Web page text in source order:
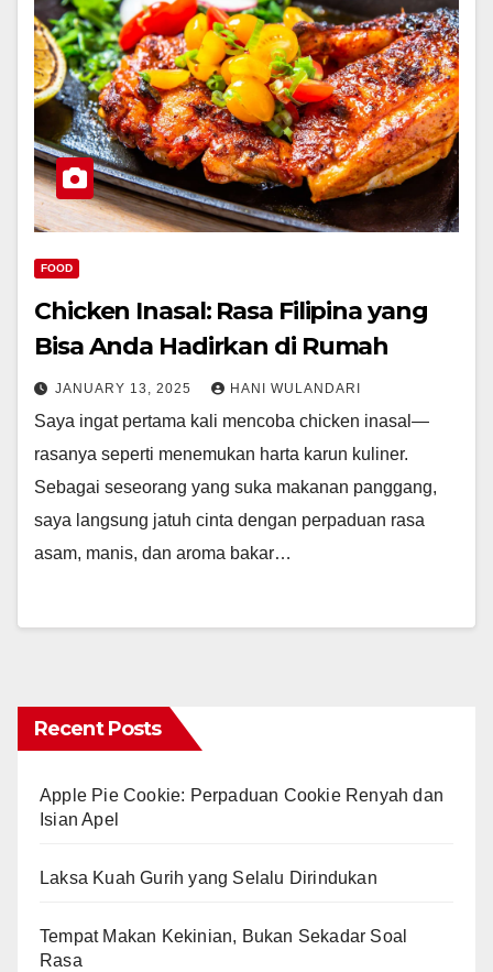
FOOD
Chicken Inasal: Rasa Filipina yang
Bisa Anda Hadirkan di Rumah
JANUARY 13, 2025 HANI WULANDARI
Saya ingat pertama kali mencoba chicken inasal—
rasanya seperti menemukan harta karun kuliner.
Sebagai seseorang yang suka makanan panggang,
saya langsung jatuh cinta dengan perpaduan rasa
asam, manis, dan aroma bakar…
Recent Posts
Apple Pie Cookie: Perpaduan Cookie Renyah dan
Isian Apel
Laksa Kuah Gurih yang Selalu Dirindukan
Tempat Makan Kekinian, Bukan Sekadar Soal
Rasa